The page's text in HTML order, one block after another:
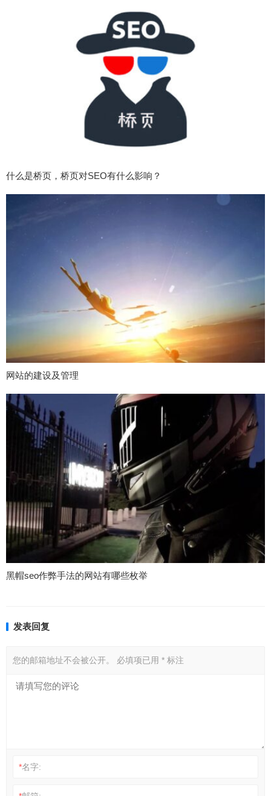
什么是桥页，桥页对SEO有什么影响？
网站的建设及管理
黑帽seo作弊手法的网站有哪些枚举
发表回复
您的邮箱地址不会被公开。 必填项已用 * 标注
*名字: